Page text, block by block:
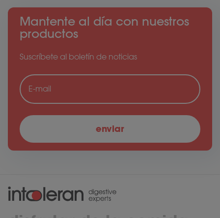
Mantente al día con nuestros
productos
Suscríbete al boletín de noticias